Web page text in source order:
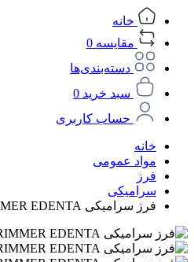
خانه
مقایسه 0
دسته‌بندی‌ها
سبد خرید 0
حساب کاربری
خانه
مواد عمومی
فرز
سرامیکی
فرز سرامیکی TISSUE TRIMMER EDENTA